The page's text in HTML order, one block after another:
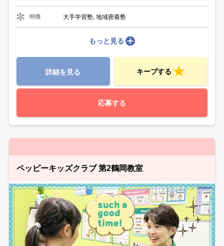
特徴 大手学習塾, 地域密着塾
もっと見る
詳細を見る キープする
応募する
ペッピーキッズクラブ 第2鶴岡教室